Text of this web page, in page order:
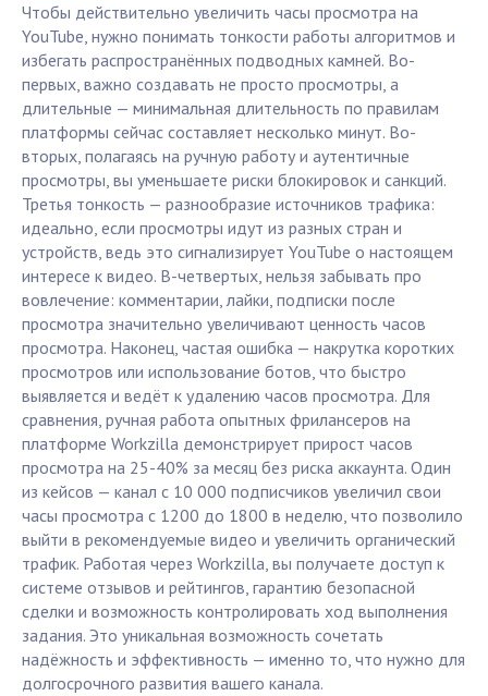
Чтобы действительно увеличить часы просмотра на
YouTube, нужно понимать тонкости работы алгоритмов и
избегать распространённых подводных камней. Во-
первых, важно создавать не просто просмотры, а
длительные — минимальная длительность по правилам
платформы сейчас составляет несколько минут. Во-
вторых, полагаясь на ручную работу и аутентичные
просмотры, вы уменьшаете риски блокировок и санкций.
Третья тонкость — разнообразие источников трафика:
идеально, если просмотры идут из разных стран и
устройств, ведь это сигнализирует YouTube о настоящем
интересе к видео. В-четвертых, нельзя забывать про
вовлечение: комментарии, лайки, подписки после
просмотра значительно увеличивают ценность часов
просмотра. Наконец, частая ошибка — накрутка коротких
просмотров или использование ботов, что быстро
выявляется и ведёт к удалению часов просмотра. Для
сравнения, ручная работа опытных фрилансеров на
платформе Workzilla демонстрирует прирост часов
просмотра на 25-40% за месяц без риска аккаунта. Один
из кейсов — канал с 10 000 подписчиков увеличил свои
часы просмотра с 1200 до 1800 в неделю, что позволило
выйти в рекомендуемые видео и увеличить органический
трафик. Работая через Workzilla, вы получаете доступ к
системе отзывов и рейтингов, гарантию безопасной
сделки и возможность контролировать ход выполнения
задания. Это уникальная возможность сочетать
надёжность и эффективность — именно то, что нужно для
долгосрочного развития вашего канала.